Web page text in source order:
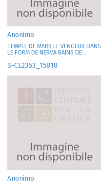
Anonimo
TEMPLE DE MARS LE VENGEUR DANS
LE FORM DE NERVA BAINS DE ..
S-CL2363_15818
Anonimo